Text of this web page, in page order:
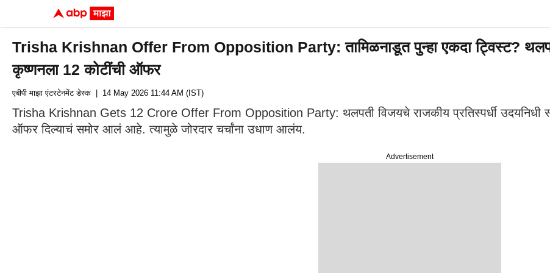
Trisha Krishnan Offer From Opposition Party: तामिळनाडूत पुन्हा एकदा ट्विस्ट?
कृष्णनला 12 कोटींची ऑफर
Advertisement
एबीपी माझा एंटरटेनमेंट डेस्क | 14 May 2026 11:44 AM (IST)
Trisha Krishnan Gets 12 Crore Offer From Opposition Party: थलपती विजयचे राजकीय प्रतिस्पर्धी उदयनिधी
ऑफर दिल्याचं समोर आलं आहे. त्यामुळे जोरदार चर्चांना उधाण आलंय.